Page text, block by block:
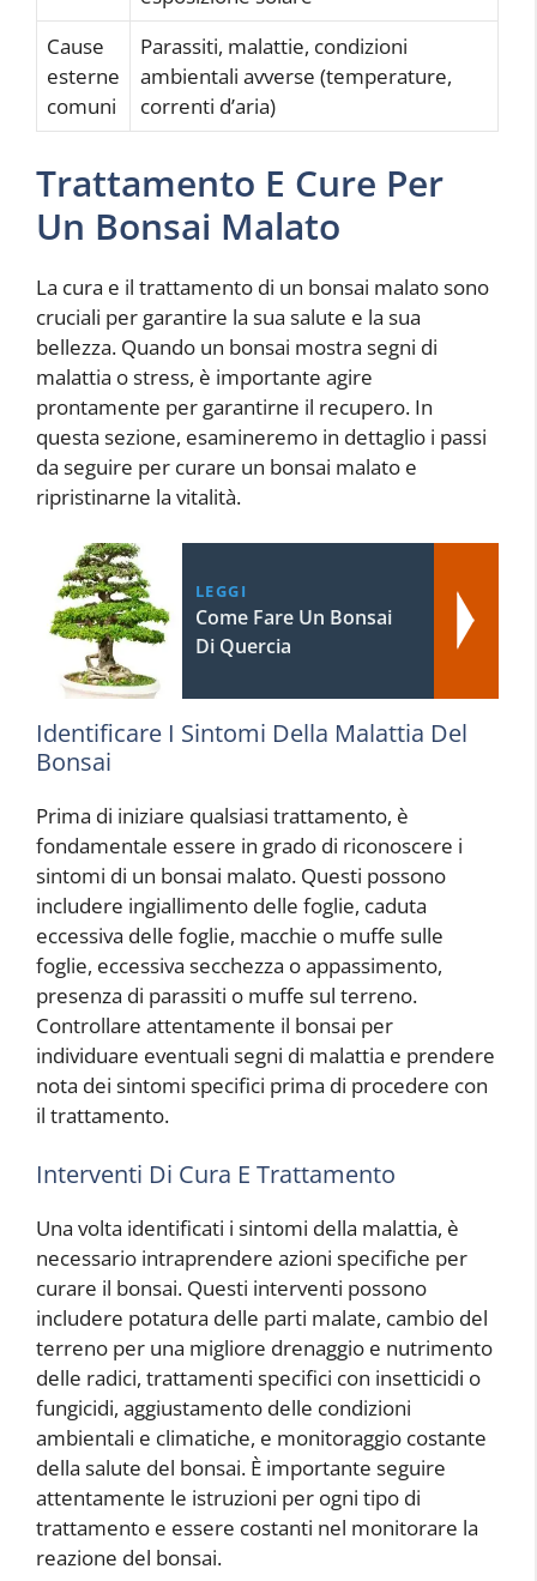
Cause
esterne
comuni
Parassiti, malattie, condizioni
ambientali avverse (temperature,
correnti d’aria)
Trattamento E Cure Per
Un Bonsai Malato
La cura e il trattamento di un bonsai malato sono
cruciali per garantire la sua salute e la sua
bellezza. Quando un bonsai mostra segni di
malattia o stress, è importante agire
prontamente per garantirne il recupero. In
questa sezione, esamineremo in dettaglio i passi
da seguire per curare un bonsai malato e
ripristinarne la vitalità.
LEGGI
Come Fare Un Bonsai
Di Quercia
Identificare I Sintomi Della Malattia Del
Bonsai
Prima di iniziare qualsiasi trattamento, è
fondamentale essere in grado di riconoscere i
sintomi di un bonsai malato. Questi possono
includere ingiallimento delle foglie, caduta
eccessiva delle foglie, macchie o muffe sulle
foglie, eccessiva secchezza o appassimento,
presenza di parassiti o muffe sul terreno.
Controllare attentamente il bonsai per
individuare eventuali segni di malattia e prendere
nota dei sintomi specifici prima di procedere con
il trattamento.
Interventi Di Cura E Trattamento
Una volta identificati i sintomi della malattia, è
necessario intraprendere azioni specifiche per
curare il bonsai. Questi interventi possono
includere potatura delle parti malate, cambio del
terreno per una migliore drenaggio e nutrimento
delle radici, trattamenti specifici con insetticidi o
fungicidi, aggiustamento delle condizioni
ambientali e climatiche, e monitoraggio costante
della salute del bonsai. È importante seguire
attentamente le istruzioni per ogni tipo di
trattamento e essere costanti nel monitorare la
reazione del bonsai.